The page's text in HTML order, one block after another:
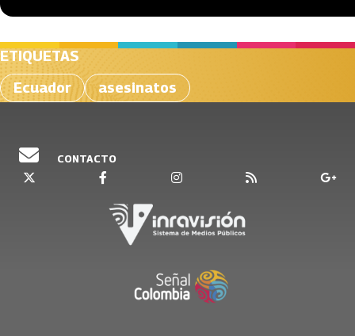
ETIQUETAS
Ecuador
asesinatos
CONTACTO